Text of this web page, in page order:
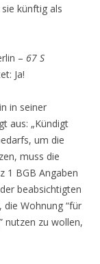
künftig als
– 67 S
Ja!
in seiner
aus: „Kündigt
um die
muss die
1 BGB Angaben
beabsichtigten
Wohnung “für
nutzen zu wollen,